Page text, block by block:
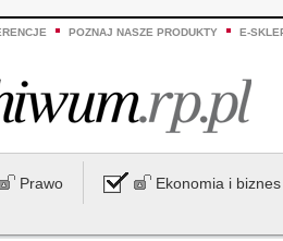
POZNAJ NASZE PRODUKTY E-
Prawo Ekonomia i biznes